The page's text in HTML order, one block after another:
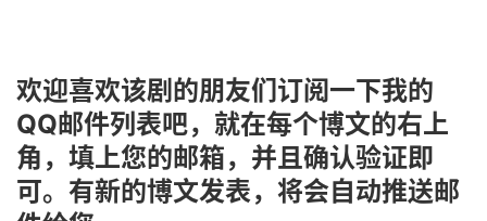
欢迎喜欢该剧的朋友们订阅一下我的
QQ邮件列表吧，就在每个博文的右上
角，填上您的邮箱，并且确认验证即
可。有新的博文发表，将会自动推送邮